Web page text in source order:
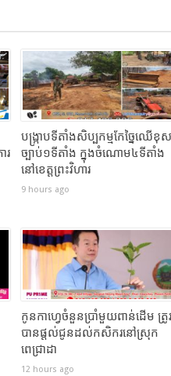
រ
បង្រ្កាបទីតាំងសិប្បកម្មកែច្នៃឈើខុស
ច្បាប់១ទីតាំង ក្នុងចំណោម៤ទីតាំង
នៅខេត្តព្រះវិហារ
9 hours ago
កូនកាហ្វេចំនួនប្រាំមួយពាន់ដើម ត្រូ
បានផ្តល់ជូនដល់កសិករនៅស្រុក
ពេជ្រាដា
12 hours ago